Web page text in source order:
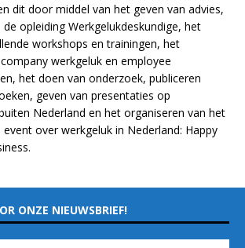
dit door middel van het geven van advies,
de opleidingWerkgelukdeskundige, het
workshops en trainingen, het
werkgeluk en employee
, het doen van onderzoek, publiceren
, geven van presentaties op
Nederland en het organiseren van het
over werkgeluk in Nederland: Happy
.
ONZE NIEUWSBRIEF!